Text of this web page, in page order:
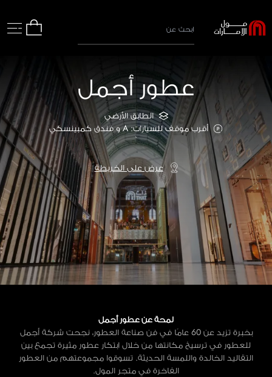
عطور أجمل
الطابق الأرضي
أقرب موقف للسيارات: A و فندق كمبينسكي
`
عرض على الخريطة
لمحة عن عطور أجمل
بخبرة تزيد عن 60 عامًا في فن صناعة العطور، نجحت شركة أجمل
للعطور في ترسيخ مكانتها من خلال ابتكار عطور مثيرة تجمع بين
التقاليد الخالدة واللمسة الحديثة. تسوقوا مجموعتهم من العطور
الفاخرة في متجر المول.